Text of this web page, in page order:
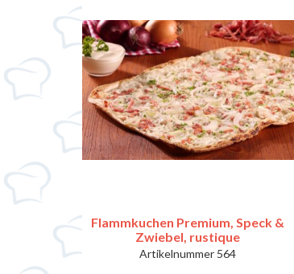
Flammkuchen Premium, Speck &
Zwiebel, rustique
Artikelnummer 564